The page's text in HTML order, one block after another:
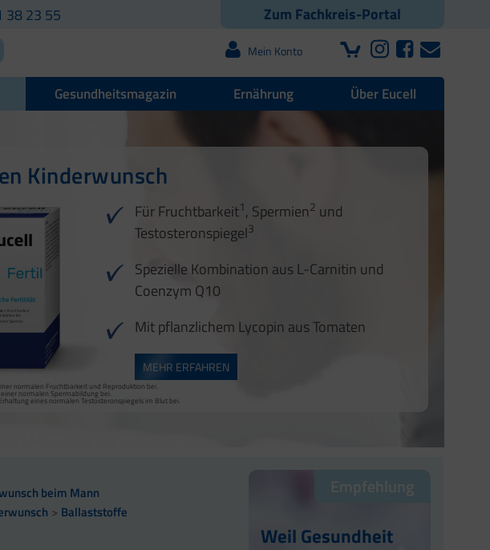
Zum Fachkreis-Portal
38 23 55
Mein Konto
Gesundheitsmagazin Ernährung Über Eucell
Kinderwunsch
Für Fruchtbarkeit1 , Spermien2 und
Testosteronspiegel3
Spezielle Kombination aus L-Carnitin und
Coenzym Q10
Mit pflanzlichem Lycopin aus Tomaten
MEHR ERFAHREN
normalen Fruchtbarkeit und Reproduktion bei.
normalen Spermabildung bei.
eines normalen Testosteronspiegels im Blut bei.
Stillzeit und Kinderwunsch
beim Mann
Ballaststoffe
Empfehlung
Weil Gesundheit